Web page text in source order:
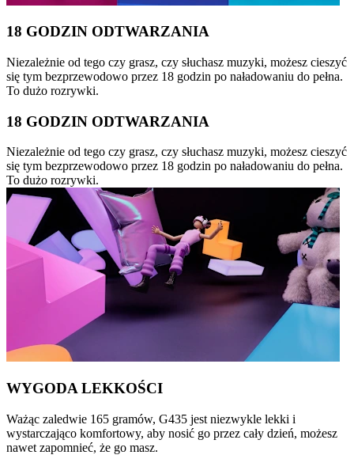
18 GODZIN ODTWARZANIA
Niezależnie od tego czy grasz, czy słuchasz muzyki, możesz cieszyć
się tym bezprzewodowo przez 18 godzin po naładowaniu do pełna.
To dużo rozrywki.
18 GODZIN ODTWARZANIA
Niezależnie od tego czy grasz, czy słuchasz muzyki, możesz cieszyć
się tym bezprzewodowo przez 18 godzin po naładowaniu do pełna.
To dużo rozrywki.
WYGODA LEKKOŚCI
Ważąc zaledwie 165 gramów, G435 jest niezwykle lekki i
wystarczająco komfortowy, aby nosić go przez cały dzień, możesz
nawet zapomnieć, że go masz.